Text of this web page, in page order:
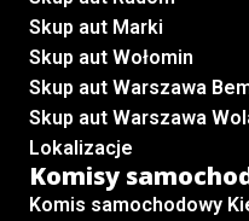
Skup aut Marki
Skup aut Wołomin
Skup aut Warszawa
Skup aut Warszawa
Lokalizacje
Komisy
Komis samochodowy